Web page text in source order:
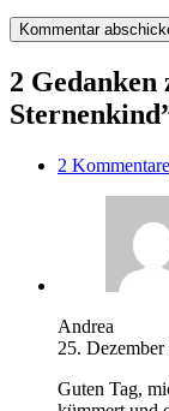
2 Gedanken
2 Kommentare
Andrea
25. Dezember
Guten Tag,